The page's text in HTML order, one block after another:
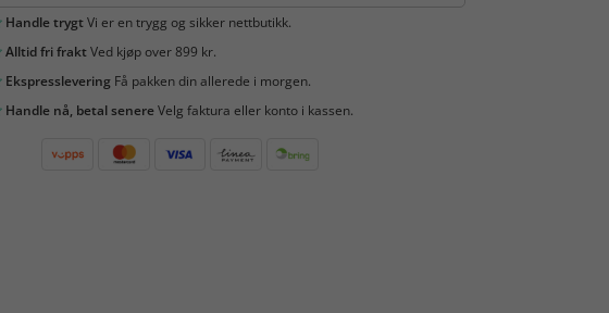
Handle trygtVi er en trygg og sikker nettbutikk.
Alltid fri fraktVed kjøp over 899 kr.
EkspressleveringFå pakken din allerede i morgen.
Handle nå, betal senereVelg faktura eller konto i kassen.